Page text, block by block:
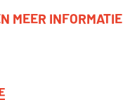
MEER INFORMATIE